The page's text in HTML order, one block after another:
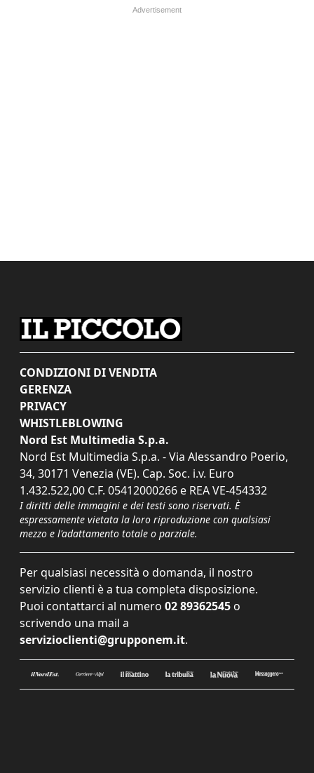
CONDIZIONI DI VENDITA
GERENZA
PRIVACY
WHISTLEBLOWING
Nord Est Multimedia S.p.a.
Nord Est Multimedia S.p.a. - Via Alessandro Poerio,
34, 30171 Venezia (VE). Cap. Soc. i.v. Euro
1.432.522,00 C.F. 05412000266 e REA VE-454332
I diritti delle immagini e dei testi sono riservati. È
espressamente vietata la loro riproduzione con qualsiasi
mezzo e l'adattamento totale o parziale.
Per qualsiasi necessità o domanda, il nostro
servizio clienti è a tua completa disposizione.
Puoi contattarci al numero 02 89362545 o
scrivendo una mail a
servizioclienti@grupponem.it.